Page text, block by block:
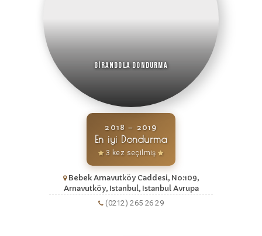
Girandola Dondurma
2018 – 2019
En iyi Dondurma
3 kez seçilmiş
Bebek Arnavutköy Caddesi, No:109,
Arnavutköy, Istanbul, Istanbul Avrupa
(0212) 265 26 29